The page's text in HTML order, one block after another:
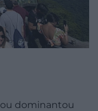
dominantou